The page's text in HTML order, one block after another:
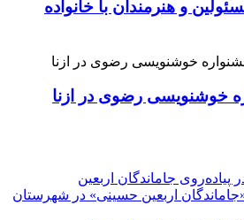
و هنرمندان با خانواده
خوشنویسی رضوی در ازنا
جاماندگان اربعین
اربعین حسینی» در شهرستان